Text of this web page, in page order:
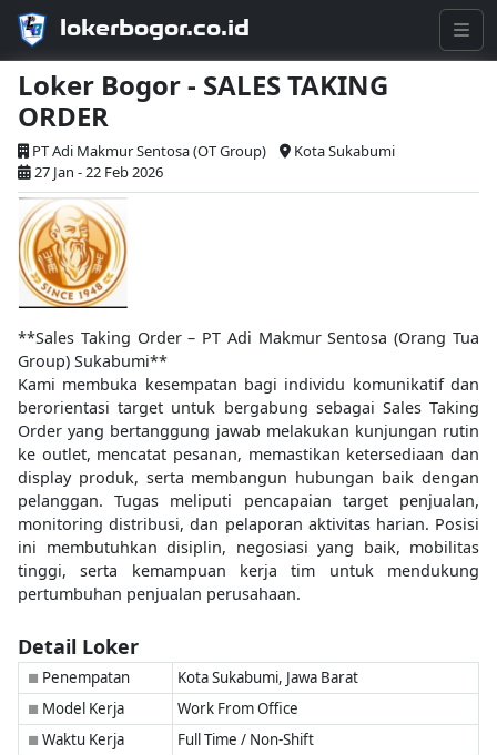
lokerbogor.co.id
Loker Bogor - SALES TAKING
ORDER
PT Adi Makmur Sentosa (OT Group)
Kota Sukabumi
27 Jan - 22 Feb 2026
**Sales Taking Order – PT Adi Makmur Sentosa (Orang Tua
Group) Sukabumi**
Kami membuka kesempatan bagi individu komunikatif dan
berorientasi target untuk bergabung sebagai Sales Taking
Order yang bertanggung jawab melakukan kunjungan rutin
ke outlet, mencatat pesanan, memastikan ketersediaan dan
display produk, serta membangun hubungan baik dengan
pelanggan. Tugas meliputi pencapaian target penjualan,
monitoring distribusi, dan pelaporan aktivitas harian. Posisi
ini membutuhkan disiplin, negosiasi yang baik, mobilitas
tinggi, serta kemampuan kerja tim untuk mendukung
pertumbuhan penjualan perusahaan.
Detail Loker
■ Penempatan Kota Sukabumi, Jawa Barat
■ Model Kerja Work From Office
■ Waktu Kerja Full Time / Non-Shift